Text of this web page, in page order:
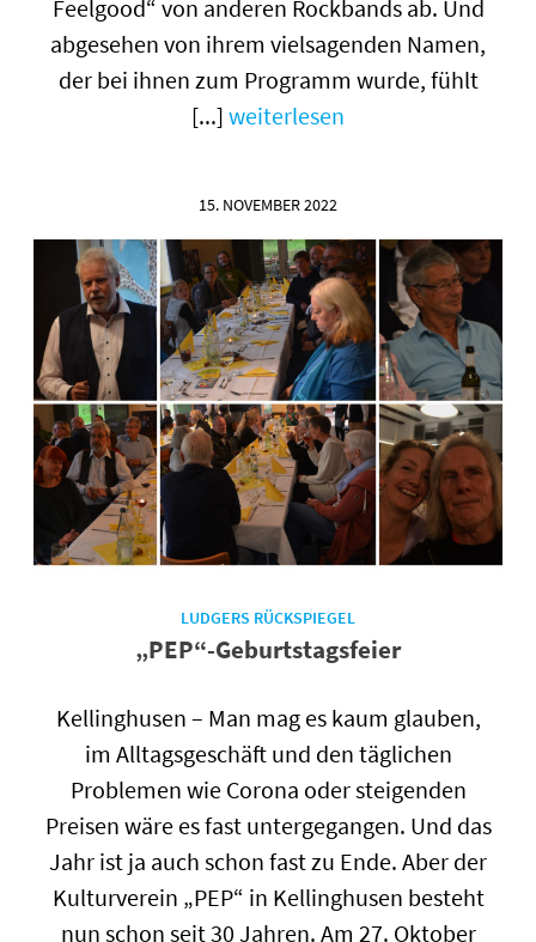
Feelgood“ von anderen Rockbands ab. Und
abgesehen von ihrem vielsagenden Namen,
der bei ihnen zum Programm wurde, fühlt
[...] weiterlesen
15. NOVEMBER 2022
LUDGERS RÜCKSPIEGEL
„PEP“-Geburtstagsfeier
Kellinghusen – Man mag es kaum glauben,
im Alltagsgeschäft und den täglichen
Problemen wie Corona oder steigenden
Preisen wäre es fast untergegangen. Und das
Jahr ist ja auch schon fast zu Ende. Aber der
Kulturverein „PEP“ in Kellinghusen besteht
nun schon seit 30 Jahren. Am 27. Oktober